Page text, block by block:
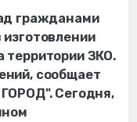
гражданами
территории ЗКО.
сообщает
Сегодня,